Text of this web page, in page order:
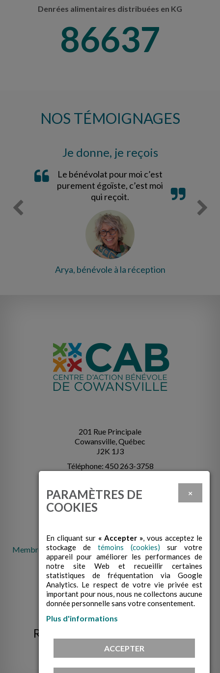
Denrées alimentaires distribuées en KG
101540
NOS TÉMOIGNAGES
Je donne, je reçois
Le bénévolat pour moi c’est
purement égoïste, c’est moi
qui reçoit.
Arya, bénévole à la réception
201 Rue Principale
Cowansville, Québec
J2K 1J3
Téléphone: 450 263-3758
Membre de la Fédération des centres d'action bénévole du
Québec
RECEVEZ NOS INFOLETTRES!
M’INSCRIRE À L’INFOLETTRE
×
PARAMÈTRES DE
COOKIES
En cliquant sur « Accepter », vous acceptez le
stockage de témoins (cookies) sur votre
appareil pour améliorer les performances de
notre site Web et recueillir certaines
statistiques de fréquentation via Google
Analytics. Le respect de votre vie privée est
important pour nous, nous ne collectons aucune
donnée personnelle sans votre consentement.
Plus d'informations
ACCEPTER